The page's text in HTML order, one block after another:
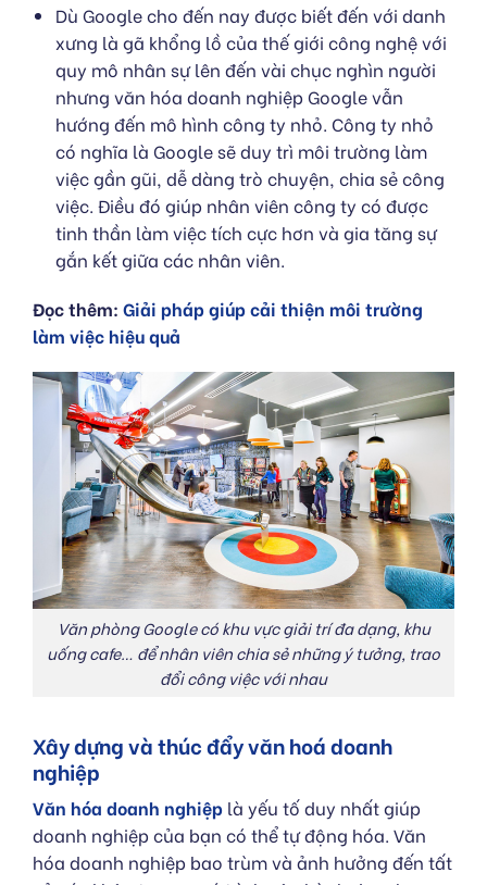
Dù Google cho đến nay được biết đến với danh
xưng là gã khổng lồ của thế giới công nghệ với
quy mô nhân sự lên đến vài chục nghìn người
nhưng văn hóa doanh nghiệp Google vẫn
hướng đến mô hình công ty nhỏ. Công ty nhỏ
có nghĩa là Google sẽ duy trì môi trường làm
việc gần gũi, dễ dàng trò chuyện, chia sẻ công
việc. Điều đó giúp nhân viên công ty có được
tinh thần làm việc tích cực hơn và gia tăng sự
gắn kết giữa các nhân viên.
Đọc thêm: Giải pháp giúp cải thiện môi trường
làm việc hiệu quả
Văn phòng Google có khu vực giải trí đa dạng, khu
uống cafe… để nhân viên chia sẻ những ý tưởng, trao
đổi công việc với nhau
Xây dựng và thúc đẩy văn hoá doanh
nghiệp
Văn hóa doanh nghiệp là yếu tố duy nhất giúp
doanh nghiệp của bạn có thể tự động hóa. Văn
hóa doanh nghiệp bao trùm và ảnh hưởng đến tất